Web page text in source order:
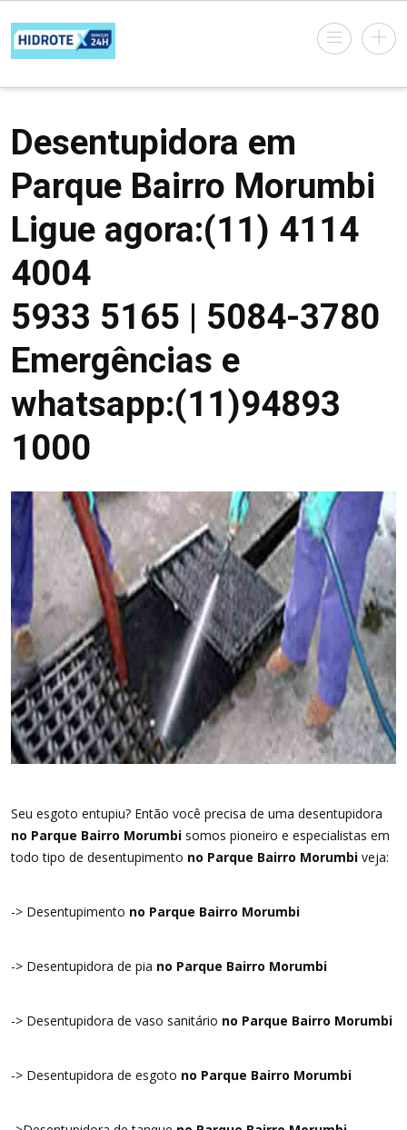
Desentupidora em
Parque Bairro Morumbi
Ligue agora:(11) 4114
4004
5933 5165 | 5084-3780
Emergências e
whatsapp:(11)94893
1000
Seu esgoto entupiu? Então você precisa de uma desentupidora
no Parque Bairro Morumbi somos pioneiro e especialistas em
todo tipo de desentupimento no Parque Bairro Morumbi veja:
-> Desentupimento no Parque Bairro Morumbi
-> Desentupidora de pia no Parque Bairro Morumbi
-> Desentupidora de vaso sanitário no Parque Bairro Morumbi
-> Desentupidora de esgoto no Parque Bairro Morumbi